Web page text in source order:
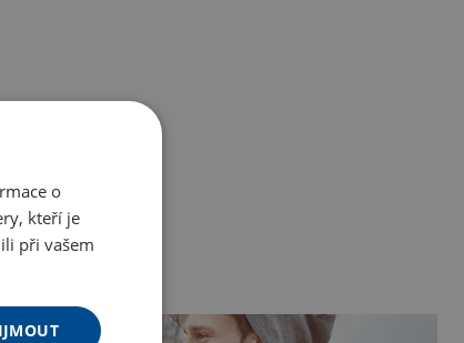
o
kteří je
při vašem